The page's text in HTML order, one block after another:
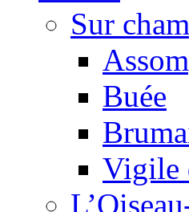
Sur
Buée
Vigile